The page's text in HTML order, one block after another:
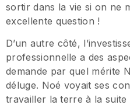
sortir dans la vie si on ne
excellente question !
D’un autre côté,
professionnelle a des
demande par quel mérite
déluge. Noé voyait ses
travailler la terre à la suite